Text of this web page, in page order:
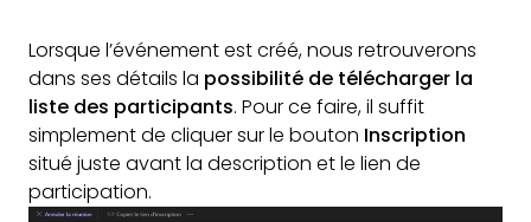
Lorsque l’événement est créé, nous retrouverons
dans ses détails la possibilité de télécharger la
liste des participants. Pour ce faire, il suffit
simplement de cliquer sur le bouton Inscription
situé juste avant la description et le lien de
participation.